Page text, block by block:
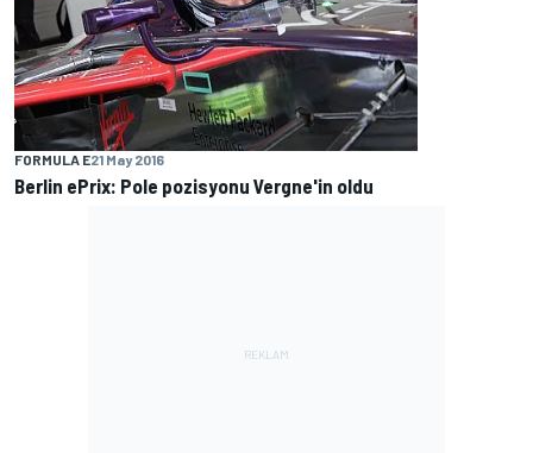
FORMULA E21 May 2016
Berlin ePrix: Pole pozisyonu Vergne'in oldu